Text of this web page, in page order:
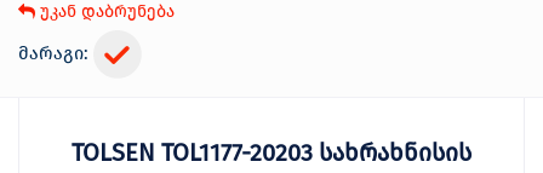
უკან დაბრუნება
მარაგი:
TOLSEN TOL1177-20203 სახრახნისის
მოვლა
მცენარეთა